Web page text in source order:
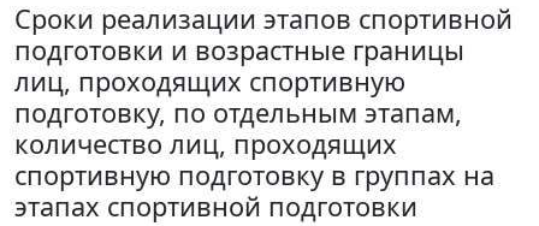
Сроки реализации этапов спортивной
подготовки и возрастные границы
лиц, проходящих спортивную
подготовку, по отдельным этапам,
количество лиц, проходящих
спортивную подготовку в группах на
этапах спортивной подготовки